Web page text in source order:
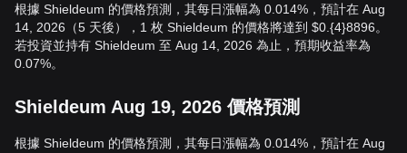
根據 Shieldeum 的價格預測，其每日漲幅為 0.014%，預計在 Aug
14, 2026（5 天後），1 枚 Shieldeum 的價格將達到 $0.{4}8896。
若投資並持有 Shieldeum 至 Aug 14, 2026 為止，預期收益率為
0.07%。
Shieldeum Aug 19, 2026 價格預測
根據 Shieldeum 的價格預測，其每日漲幅為 0.014%，預計在 Aug